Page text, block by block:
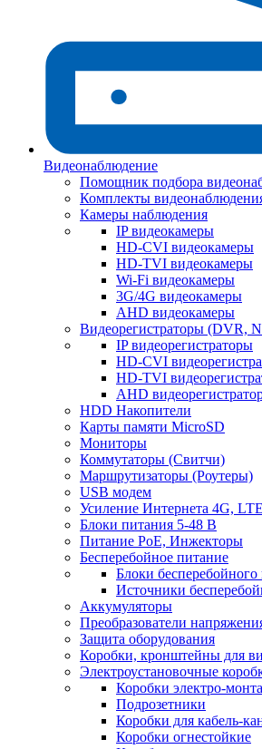
Видеонаблюдение
Помощник подбора
Комплекты
Камеры наблюдения
IP видеокамеры
HD-CVI видеокамеры
HD-TVI видеокамеры
Wi-Fi видеокамеры
3G/4G видеокамеры
AHD видеокамеры
Видеорегистраторы (DVR,
IP видеорегистраторы
HD-CVI
HD-TVI
AHD
HDD Накопители
Карты памяти MicroSD
Мониторы
Коммутаторы (Свитчи)
Маршрутизаторы (Роутеры)
USB модем
Усиление Интернета 4G, LTE
Блоки питания 5-48 В
Питание PoE, Инжекторы
Бесперебойное питание
Блоки бесперебойного
Источники
Аккумуляторы
Преобразователи
Защита оборудования
Коробки, кронштейны для
Электроустановочные
Коробки электро-
Подрозетники
Коробки для кабель-
Коробки огнестойкие